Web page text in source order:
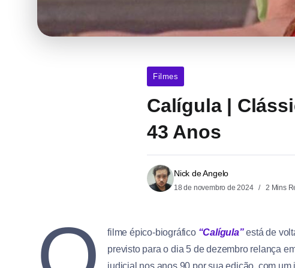
Filmes
Calígula |
43 Anos
Nick de Angelo
18 de novembro de 2024 2 Mins
filme épico-biográfico “Calígula”está de
previsto para o dia 5 de dezembro relança